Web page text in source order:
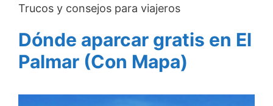
Trucos y consejos para viajeros
Dónde aparcar gratis en El
Palmar (Con Mapa)